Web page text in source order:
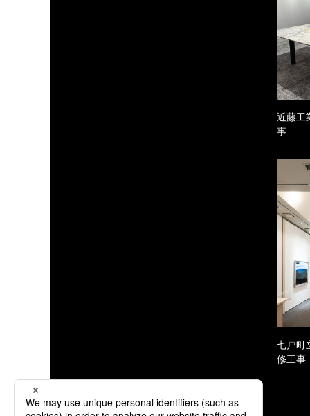
近藤工
事
七戸町
修工事